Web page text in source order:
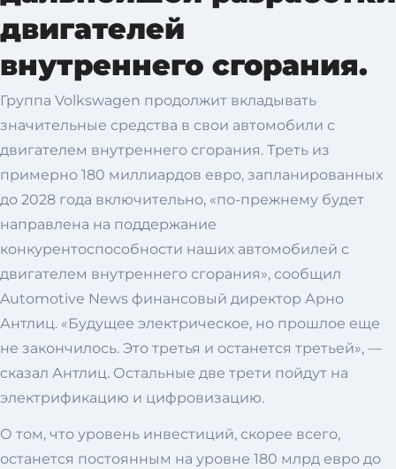
двигателей
внутреннего сгорания.
Группа Volkswagen продолжит вкладывать
значительные средства в свои автомобили с
двигателем внутреннего сгорания. Треть из
примерно 180 миллиардов евро, запланированных
до 2028 года включительно, «по-прежнему будет
направлена ​​на поддержание
конкурентоспособности наших автомобилей с
двигателем внутреннего сгорания», сообщил
Automotive News финансовый директор Арно
Антлиц. «Будущее электрическое, но прошлое еще
не закончилось. Это третья и останется третьей», —
сказал Антлиц. Остальные две трети пойдут на
электрификацию и цифровизацию.
О том, что уровень инвестиций, скорее всего,
останется постоянным на уровне 180 млрд евро до